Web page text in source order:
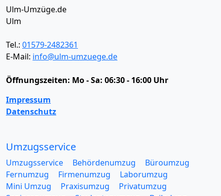
Ulm-Umzüge.de
Ulm
Tel.: 01579-2482361
E-Mail: info@ulm-umzuege.de
Öffnungszeiten: Mo - Sa: 06:30 - 16:00 Uhr
Impressum
Datenschutz
Umzugsservice
Umzugsservice Behördenumzug
Büroumzug
Fernumzug
Firmenumzug
Laborumzug
Mini Umzug
Praxisumzug
Privatumzug